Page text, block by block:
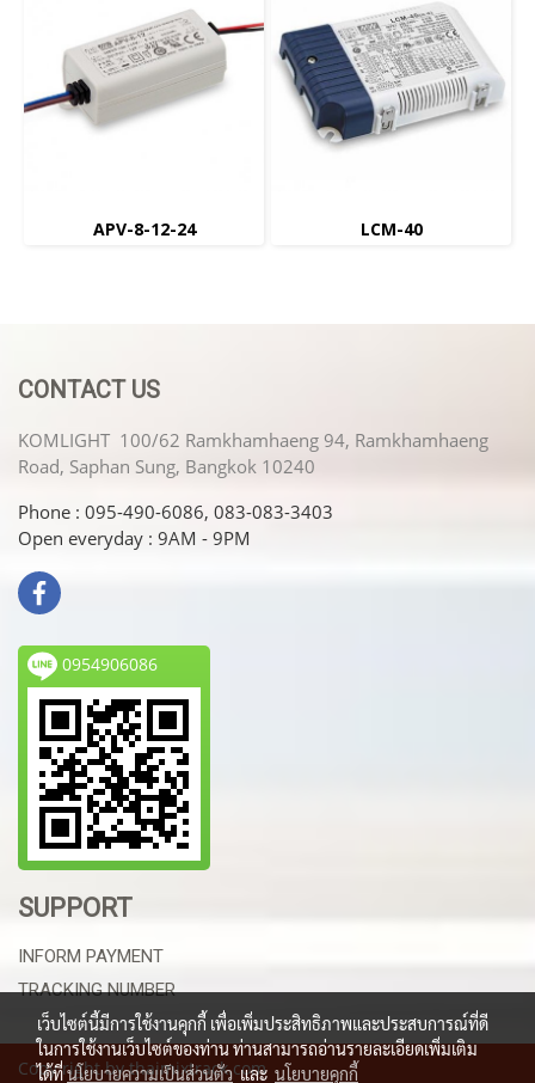
APV-8-12-24 LCM-40
CONTACT US
KOMLIGHT 100/62 Ramkhamhaeng 94, Ramkhamhaeng
Road, Saphan Sung, Bangkok 10240
Phone : 095-490-6086, 083-083-3403
Open everyday : 9AM - 9PM
0954906086
SUPPORT
INFORM PAYMENT
TRACKING NUMBER
Copy right by thaimixtrack.com
เว็บไซต์นี้มีการใช้งานคุกกี้ เพื่อเพิ่มประสิทธิภาพและประสบการณ์ที่ดี
ในการใช้งานเว็บไซต์ของท่าน ท่านสามารถอ่านรายละเอียดเพิ่มเติม
ได้ที่นโยบายความเป็นส่วนตัวและ นโยบายคุกกี้